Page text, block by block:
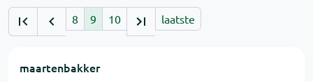
8 9 10 laatste
maartenbakker